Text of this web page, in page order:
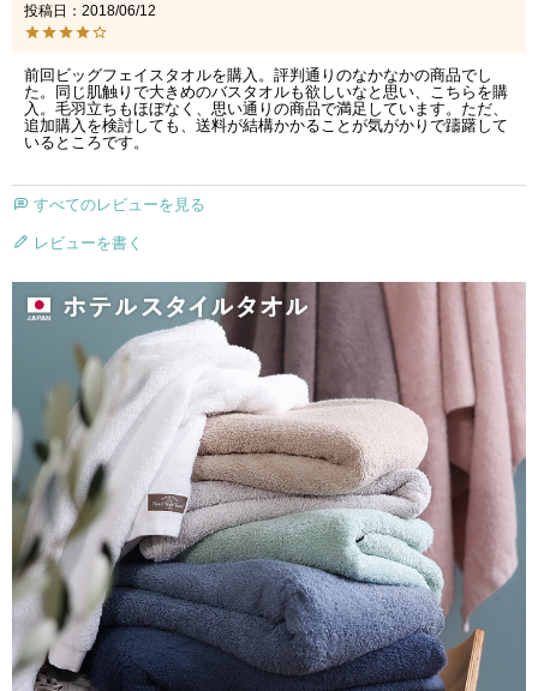
投稿日
2018/06/12
前回ビッグフェイスタオルを購入。評判通りのなかなかの商品でし
た。同じ肌触りで大きめのバスタオルも欲しいなと思い、こちらを購
入。毛羽立ちもほぼなく、思い通りの商品で満足しています。ただ、
追加購入を検討しても、送料が結構かかることが気がかりで躊躇して
いるところです。
すべてのレビューを見る
レビューを書く